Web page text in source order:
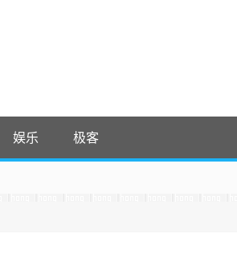
娱乐 极客